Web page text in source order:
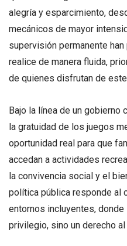
alegría y esparcimiento,
mecánicos de mayor
supervisión permanente
realice de manera fluida,
de quienes disfrutan de
Bajo la línea de un gobierno
la gratuidad de los juegos
oportunidad real para que
accedan a actividades
la convivencia social y el
política pública responde al
entornos incluyentes,
privilegio, sino un derecho